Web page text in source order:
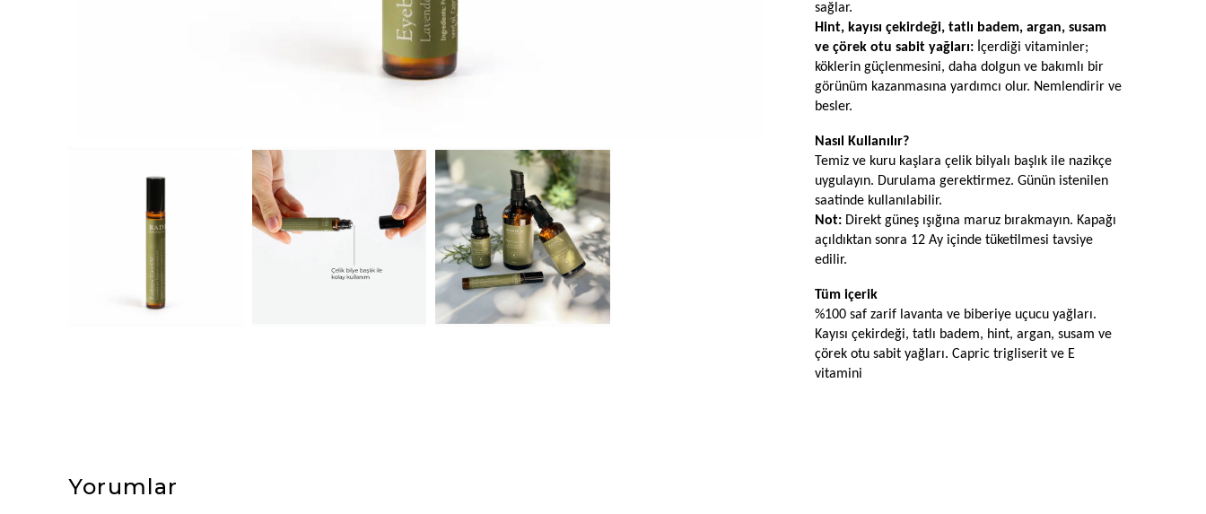
sağlar.
Hint, kayısı çekirdeği, tatlı badem, argan, susam
ve çörek otu sabit yağları: İçerdiği vitaminler;
köklerin güçlenmesini, daha dolgun ve bakımlı bir
görünüm kazanmasına yardımcı olur. Nemlendirir ve
besler.
Nasıl Kullanılır?
Temiz ve kuru kaşlara çelik bilyalı başlık ile nazikçe
uygulayın. Durulama gerektirmez. Günün istenilen
saatinde kullanılabilir.
Not: Direkt güneş ışığına maruz bırakmayın. Kapağı
açıldıktan sonra 12 Ay içinde tüketilmesi tavsiye
edilir.
Tüm içerik
%100 saf zarif lavanta ve biberiye uçucu yağları.
Kayısı çekirdeği, tatlı badem, hint, argan, susam ve
çörek otu sabit yağları. Capric trigliserit ve E
vitamini
Yorumlar